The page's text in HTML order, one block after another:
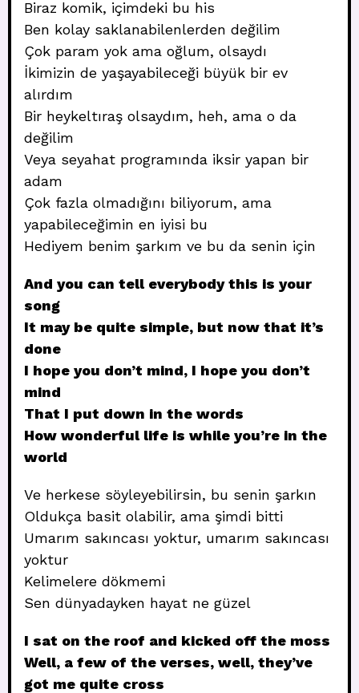
Biraz komik, içimdeki bu his
Ben kolay saklanabilenlerden değilim
Çok param yok ama oğlum, olsaydı
İkimizin de yaşayabileceği büyük bir ev
alırdım
Bir heykeltıraş olsaydım, heh, ama o da
değilim
Veya seyahat programında iksir yapan bir
adam
Çok fazla olmadığını biliyorum, ama
yapabileceğimin en iyisi bu
Hediyem benim şarkım ve bu da senin için
And you can tell everybody this is your
song
It may be quite simple, but now that it’s
done
I hope you don’t mind, I hope you don’t
mind
That I put down in the words
How wonderful life is while you’re in the
world
Ve herkese söyleyebilirsin, bu senin şarkın
Oldukça basit olabilir, ama şimdi bitti
Umarım sakıncası yoktur, umarım sakıncası
yoktur
Kelimelere dökmemi
Sen dünyadayken hayat ne güzel
I sat on the roof and kicked off the moss
Well, a few of the verses, well, they’ve
got me quite cross